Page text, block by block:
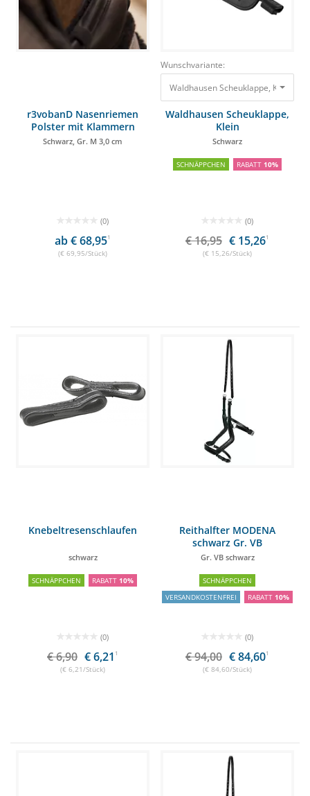
r3vobanD Nasenriemen
Polster mit Klammern
Schwarz, Gr. M 3,0 cm
(0)
ab € 68,951
(€ 69,95/Stück)
Wunschvariante:
Waldhausen Scheuklappe, Klein
Waldhausen Scheuklappe,
Klein
Schwarz
SCHNÄPPCHEN RABATT 10%
(0)
€ 16,95 € 15,261
(€ 15,26/Stück)
Knebeltresenschlaufen
schwarz
SCHNÄPPCHEN RABATT 10%
(0)
€ 6,90 € 6,21 1
(€ 6,21/Stück)
Reithalfter MODENA
schwarz Gr. VB
Gr. VB schwarz
SCHNÄPPCHEN
VERSANDKOSTENFREI
RABATT 10%
(0)
€ 94,00 € 84,601
(€ 84,60/Stück)